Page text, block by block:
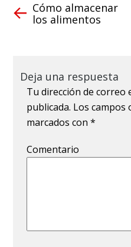
Cómo almacenar
los alimentos
Deja una respuesta
Tu dirección de correo
publicada. Los
marcados con*
Comentario